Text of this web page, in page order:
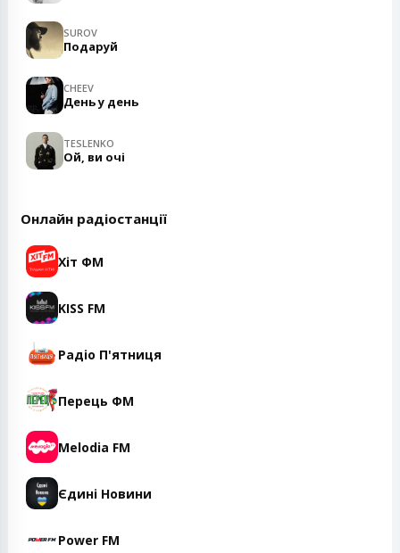
SUROV
Подаруй
CHEEV
День у день
TESLENKO
Ой, ви очі
Онлайн радіостанції
Хіт ФМ
KISS FM
Радіо П'ятниця
Перець ФМ
Melodia FM
Єдині Новини
Power FM